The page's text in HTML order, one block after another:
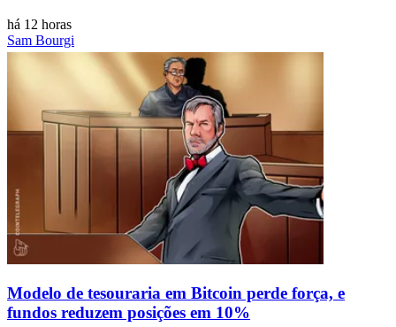
há 12 horas
Sam Bourgi
Modelo de tesouraria em Bitcoin perde força, e
fundos reduzem posições em 10%